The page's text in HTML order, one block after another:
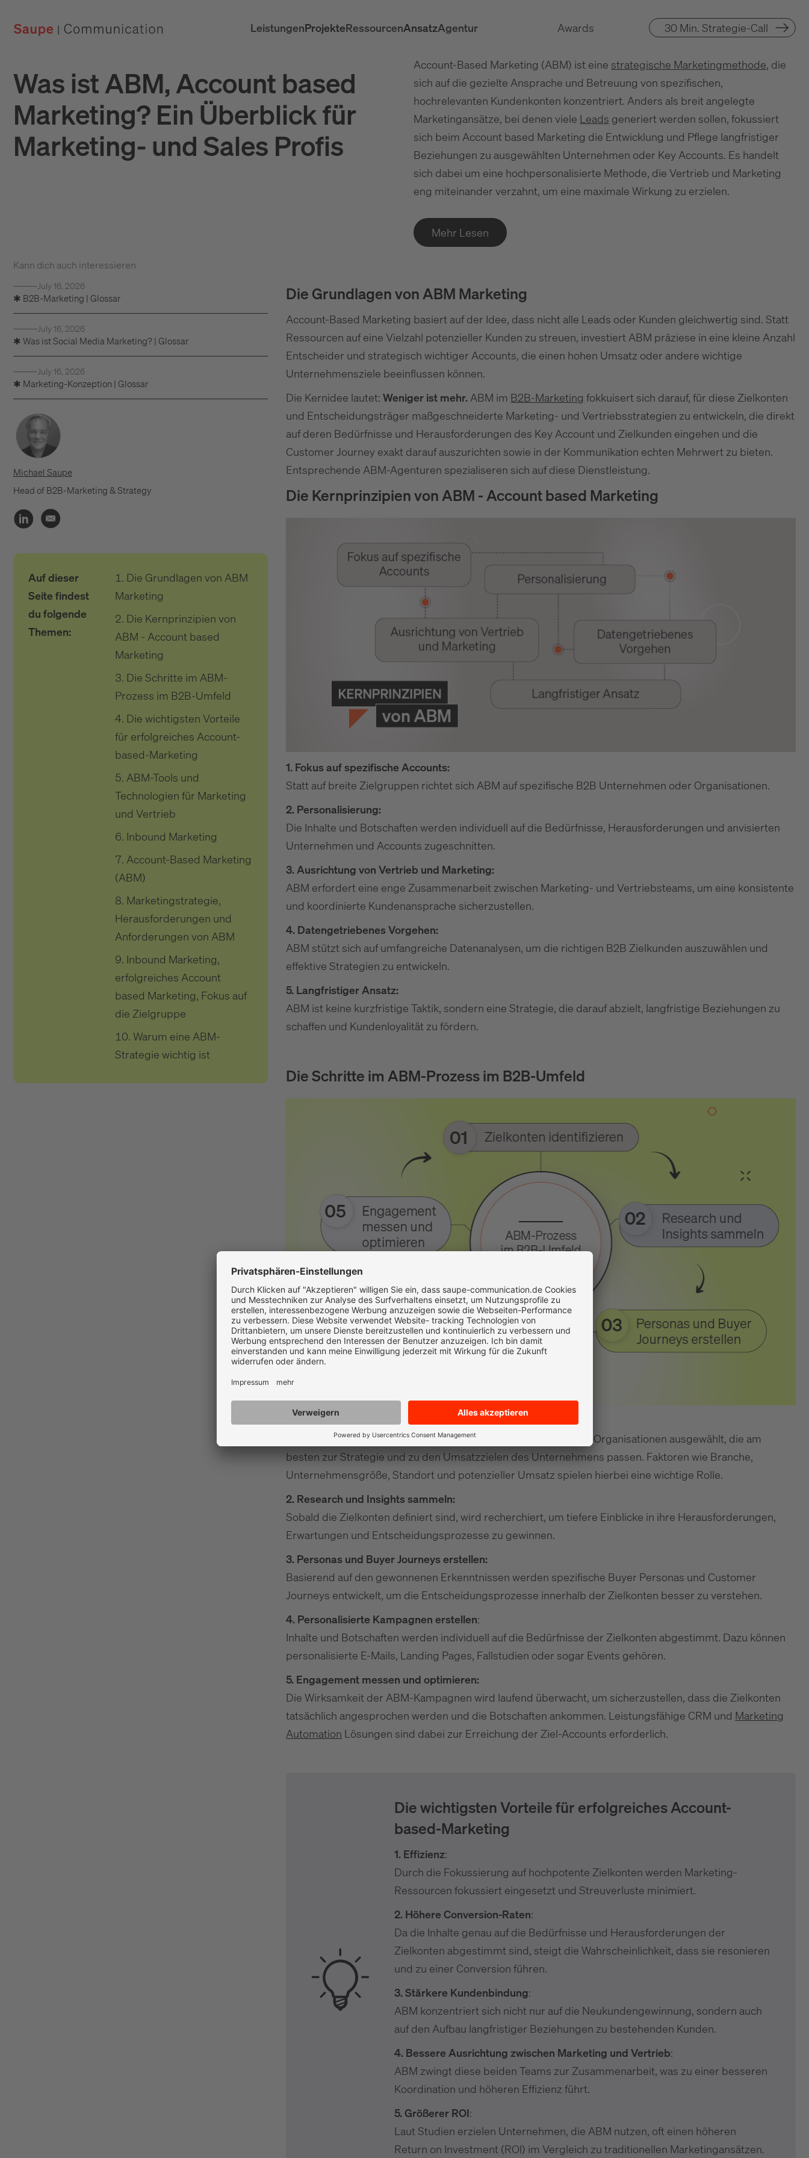
LeistungenProjekteRessourcenAnsatzAgentur Awards 30 Min. Strategie-Call
Was ist ABM, Account based
Marketing? Ein Überblick für
Marketing- und Sales Profis
Account-Based Marketing (ABM) ist eine strategische Marketingmethode, die
sich auf die gezielte Ansprache und Betreuung von spezifischen,
hochrelevanten Kundenkonten konzentriert. Anders als breit angelegte
Marketingansätze, bei denen viele Leads generiert werden sollen, fokussiert
sich beim Account based Marketing die Entwicklung und Pflege langfristiger
Beziehungen zu ausgewählten Unternehmen oder Key Accounts. Es handelt
sich dabei um eine hochpersonalisierte Methode, die Vertrieb und Marketing
eng miteinander verzahnt, um eine maximale Wirkung zu erzielen.
Mehr Lesen
Kann dich auch interessieren
July 16, 2026
✱ B2B-Marketing | Glossar
July 16, 2026
✱ Was ist Social Media Marketing? | Glossar
July 16, 2026
✱ Marketing-Konzeption | Glossar
Michael Saupe
Head of B2B-Marketing & Strategy
Auf dieser
Seite findest
du folgende
Themen:
Die Grundlagen von ABM
Marketing
Die Kernprinzipien von
ABM - Account based
Marketing
Die Schritte im ABM-
Prozess im B2B-Umfeld
Die wichtigsten Vorteile
für erfolgreiches Account-
based-Marketing
ABM-Tools und
Technologien für Marketing
und Vertrieb
Inbound Marketing
Account-Based Marketing
(ABM)
Marketingstrategie,
Herausforderungen und
Anforderungen von ABM
Inbound Marketing,
erfolgreiches Account
based Marketing, Fokus auf
die Zielgruppe
Warum eine ABM-
Strategie wichtig ist
Die Grundlagen von ABM Marketing
Account-Based Marketing basiert auf der Idee, dass nicht alle Leads oder Kunden gleichwertig sind. Statt
Ressourcen auf eine Vielzahl potenzieller Kunden zu streuen, investiert ABM präziese in eine kleine Anzahl
Entscheider und strategisch wichtiger Accounts, die einen hohen Umsatz oder andere wichtige
Unternehmensziele beeinflussen können.
Die Kernidee lautet:Weniger ist mehr.ABM im B2B-Marketing fokkuisert sich darauf, für diese Zielkonten
und Entscheidungsträger maßgeschneiderte Marketing- und Vertriebsstrategien zu entwickeln, die direkt
auf deren Bedürfnisse und Herausforderungen des Key Account und Zielkunden eingehen und die
Customer Journey exakt darauf auszurichten sowie in der Kommunikation echten Mehrwert zu bieten.
Entsprechende ABM-Agenturen spezialiseren sich auf diese Dienstleistung.
Die Kernprinzipien von ABM - Account based Marketing
1. Fokus auf spezifische Accounts:
Statt auf breite Zielgruppen richtet sich ABM auf spezifische B2B Unternehmen oder Organisationen.
2. Personalisierung:
Die Inhalte und Botschaften werden individuell auf die Bedürfnisse, Herausforderungen und anvisierten
Unternehmen und Accounts zugeschnitten.
3. Ausrichtung von Vertrieb und Marketing:
ABM erfordert eine enge Zusammenarbeit zwischen Marketing- und Vertriebsteams, um eine konsistente
und koordinierte Kundenansprache sicherzustellen.
4. Datengetriebenes Vorgehen:
ABM stützt sich auf umfangreiche Datenanalysen, um die richtigen B2B Zielkunden auszuwählen und
effektive Strategien zu entwickeln.
5. Langfristiger Ansatz:
ABM ist keine kurzfristige Taktik, sondern eine Strategie, die darauf abzielt, langfristige Beziehungen zu
schaffen und Kundenloyalität zu fördern.
Die Schritte im ABM-Prozess im B2B-Umfeld
1. Zielkonten identifizieren:
Mithilfe von Daten und Analysen werden die Unternehmen oder Organisationen ausgewählt, die am
besten zur Strategie und zu den Umsatzzielen des Unternehmens passen. Faktoren wie Branche,
Unternehmensgröße, Standort und potenzieller Umsatz spielen hierbei eine wichtige Rolle.
2. Research und Insights sammeln:
Sobald die Zielkonten definiert sind, wird recherchiert, um tiefere Einblicke in ihre Herausforderungen,
Erwartungen und Entscheidungsprozesse zu gewinnen.
3. Personas und Buyer Journeys erstellen:
Basierend auf den gewonnenen Erkenntnissen werden spezifische Buyer Personas und Customer
Journeys entwickelt, um die Entscheidungsprozesse innerhalb der Zielkonten besser zu verstehen.
4. Personalisierte Kampagnen erstellen:
Inhalte und Botschaften werden individuell auf die Bedürfnisse der Zielkonten abgestimmt. Dazu können
personalisierte E-Mails, Landing Pages, Fallstudien oder sogar Events gehören.
5. Engagement messen und optimieren:
Die Wirksamkeit der ABM-Kampagnen wird laufend überwacht, um sicherzustellen, dass die Zielkonten
tatsächlich angesprochen werden und die Botschaften ankommen. Leistungsfähige CRM und Marketing
Automation Lösungen sind dabei zur Erreichung der Ziel-Accounts erforderlich.
Die wichtigsten Vorteile für erfolgreiches Account-
based-Marketing
1. Effizienz:
Durch die Fokussierung auf hochpotente Zielkonten werden Marketing-
Ressourcen fokussiert eingesetzt und Streuverluste minimiert.
2. Höhere Conversion-Raten:
Da die Inhalte genau auf die Bedürfnisse und Herausforderungen der
Zielkonten abgestimmt sind, steigt die Wahrscheinlichkeit, dass sie resonieren
und zu einer Conversion führen.
3. Stärkere Kundenbindung:
ABM konzentriert sich nicht nur auf die Neukundengewinnung, sondern auch
auf den Aufbau langfristiger Beziehungen zu bestehenden Kunden.
4. Bessere Ausrichtung zwischen Marketing und Vertrieb:
ABM zwingt diese beiden Teams zur Zusammenarbeit, was zu einer besseren
Koordination und höheren Effizienz führt.
5. Größerer ROI:
Laut Studien erzielen Unternehmen, die ABM nutzen, oft einen höheren
Return on Investment (ROI) im Vergleich zu traditionellen Marketingansätzen.